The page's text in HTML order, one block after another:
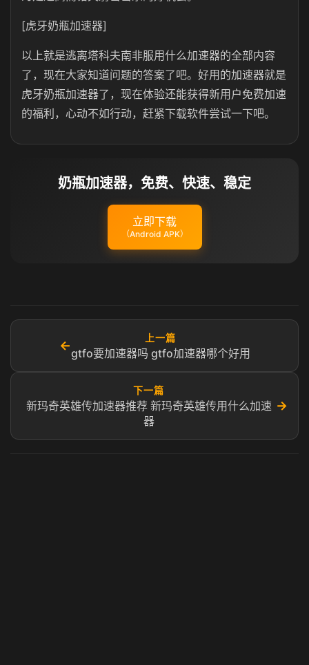
[虎牙奶瓶加速器]
以上就是逃离塔科夫南非服用什么加速器的全部内容
了，现在大家知道问题的答案了吧。好用的加速器就是
虎牙奶瓶加速器了，现在体验还能获得新用户免费加速
的福利，心动不如行动，赶紧下载软件尝试一下吧。
奶瓶加速器，免费、快速、稳定
立即下载
（Android APK）
←
上一篇
gtfo要加速器吗 gtfo加速器哪个好用
下一篇
新玛奇英雄传加速器推荐 新玛奇英雄传用什么加速
器
→